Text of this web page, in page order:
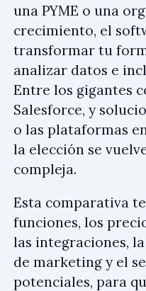
una PYME o una
crecimiento, el
transformar tu
analizar datos e
Entre los gigantes
Salesforce, y
o las plataformas
la elección se
compleja.
Esta comparativa
funciones, los
las integraciones,
de marketing y el
potenciales, para